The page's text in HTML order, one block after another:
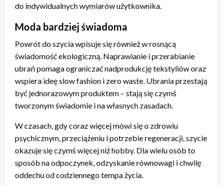
do indywidualnych wymiarów użytkownika.
Moda bardziej świadoma
Powrót do szycia wpisuje się również w rosnącą
świadomość ekologiczną. Naprawianie i przerabianie
ubrań pomaga ograniczać nadprodukcję tekstyliów oraz
wspiera ideę slow fashion i zero waste. Ubrania przestają
być jednorazowym produktem – stają się czymś
tworzonym świadomie i na własnych zasadach.
W czasach, gdy coraz więcej mówi się o zdrowiu
psychicznym, przeciążeniu i potrzebie regeneracji, szycie
okazuje się czymś więcej niż hobby. Dla wielu osób to
sposób na odpoczynek, odzyskanie równowagi i chwilę
oddechu od codziennego tempa życia.